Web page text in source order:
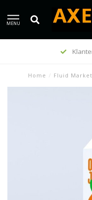
MENU
Home / Fluid